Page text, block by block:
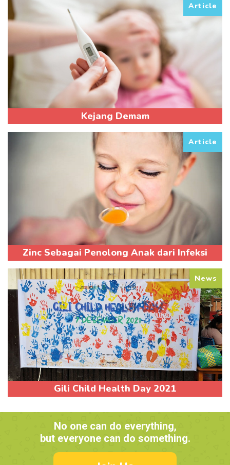
Article
Kejang Demam
Article
Zinc Sebagai Penolong Anak dari Infeksi
News
Gili Child Health Day 2021
No one can do everything,
but everyone can do something.